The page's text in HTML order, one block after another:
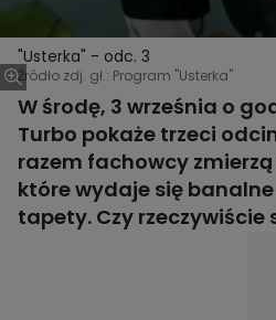
"Usterka" - odc. 3
Źródło zdj. gł.: Program "Usterka"
W środę, 3 września o
Turbo pokaże trzeci
razem fachowcy
które wydaje się banalne
tapety. Czy rzeczywiście